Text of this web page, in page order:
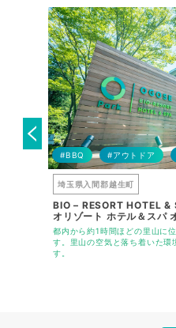
#BBQ #アウトドア
埼玉県入間郡越生町
BIO – RESORT HOTEL
オリゾート ホテル＆スパ
都内から約1時間ほどの里山に
す。里山の空気と落ち着いた環
す。